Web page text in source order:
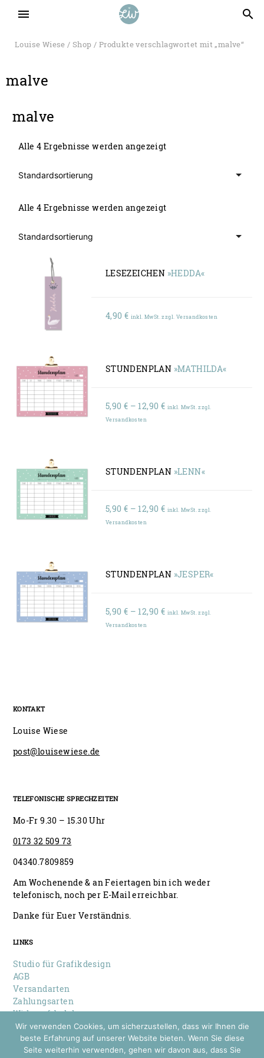
menu search
Louise Wiese / Shop / Produkte verschlagwortet mit „malve“
malve
malve
Alle 4 Ergebnisse werden angezeigt
Alle 4 Ergebnisse werden angezeigt
LESEZEICHEN »HEDDA«
4,90 € inkl. MwSt. zzgl. Versandkosten
STUNDENPLAN »MATHILDA«
5,90 € –12,90 €Preisspanne:
inkl. MwSt. zzgl.
Versandkosten
STUNDENPLAN »LENN«
5,90 € –12,90 €Preisspanne:
inkl. MwSt. zzgl.
Versandkosten
STUNDENPLAN »JESPER«
5,90 € –12,90 €Preisspanne:
inkl. MwSt. zzgl.
Versandkosten
KONTAKT
Louise Wiese
post@louisewiese.de
TELEFONISCHE SPRECHZEITEN
Mo-Fr 9.30 – 15.30 Uhr
0173 32 509 73
04340.7809859
Am Wochenende & an Feiertagen bin ich weder
telefonisch, noch per E-Mail erreichbar.
Danke für Euer Verständnis.
LINKS
Studio für Grafikdesign
AGB
Versandarten
Zahlungsarten
Widerrufsbelehrung
Datenschutz
Impressum
Wir verwenden Cookies, um sicherzustellen, dass wir Ihnen die
beste Erfahrung auf unserer Website bieten. Wenn Sie diese
Seite weiterhin verwenden, gehen wir davon aus, dass Sie